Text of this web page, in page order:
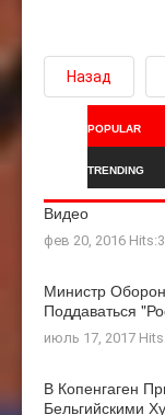
Назад
POPULAR
TRENDING
Видео
фев 20, 2016
Министр
Поддаваться
июль 17, 2017
В Копенгаген
Бельгийскими